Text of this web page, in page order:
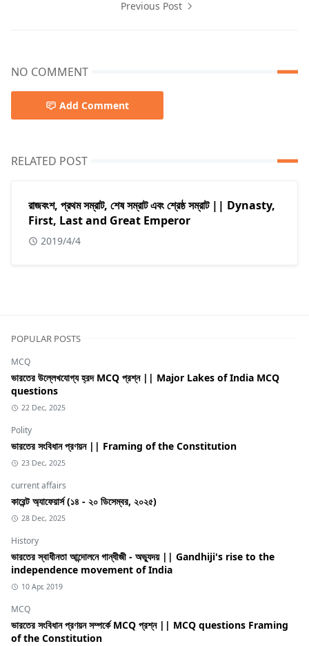
Previous Post
NO COMMENT
Add Comment
RELATED POST
রাজবংশ, প্রথম সম্রাট, শেষ সম্রাট এবং শ্রেষ্ঠ সম্রাট || Dynasty,
First, Last and Great Emperor
2019/4/4
POPULAR POSTS
MCQ
ভারতের উল্লেখযোগ্য হ্রদ MCQ প্রশ্ন || Major Lakes of India MCQ
questions
22 Dec, 2025
Polity
ভারতের সংবিধান প্রণয়ন || Framing of the Constitution
23 Dec, 2025
current affairs
কারেন্ট অ্যাফেয়ার্স (১৪ - ২০ ডিসেম্বর, ২০২৫)
28 Dec, 2025
History
ভারতের স্বাধীনতা আন্দোলনে গান্ধীজী - অভ্যুদয় || Gandhiji's rise to the
independence movement of India
10 Apr, 2019
MCQ
ভারতের সংবিধান প্রণয়ন সম্পর্কে MCQ প্রশ্ন || MCQ questions Framing
of the Constitution